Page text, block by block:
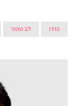
הודו לב טהור